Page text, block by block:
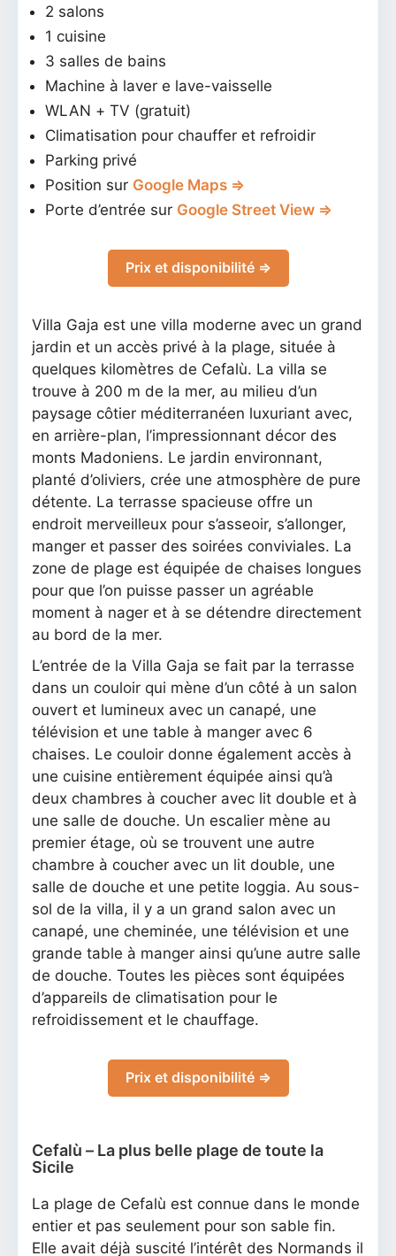
2 salons
1 cuisine
3 salles de bains
Machine à laver e lave-vaisselle
WLAN + TV (gratuit)
Climatisation pour chauffer et refroidir
Parking privé
Position sur Google Maps ⇒
Porte d’entrée sur Google Street View ⇒
Prix et disponibilité ⇒
Villa Gaja est une villa moderne avec un grand
jardin et un accès privé à la plage, située à
quelques kilomètres de Cefalù. La villa se
trouve à 200 m de la mer, au milieu d’un
paysage côtier méditerranéen luxuriant avec,
en arrière-plan, l’impressionnant décor des
monts Madoniens. Le jardin environnant,
planté d’oliviers, crée une atmosphère de pure
détente. La terrasse spacieuse offre un
endroit merveilleux pour s’asseoir, s’allonger,
manger et passer des soirées conviviales. La
zone de plage est équipée de chaises longues
pour que l’on puisse passer un agréable
moment à nager et à se détendre directement
au bord de la mer.
L’entrée de la Villa Gaja se fait par la terrasse
dans un couloir qui mène d’un côté à un salon
ouvert et lumineux avec un canapé, une
télévision et une table à manger avec 6
chaises. Le couloir donne également accès à
une cuisine entièrement équipée ainsi qu’à
deux chambres à coucher avec lit double et à
une salle de douche. Un escalier mène au
premier étage, où se trouvent une autre
chambre à coucher avec un lit double, une
salle de douche et une petite loggia. Au sous-
sol de la villa, il y a un grand salon avec un
canapé, une cheminée, une télévision et une
grande table à manger ainsi qu’une autre salle
de douche. Toutes les pièces sont équipées
d’appareils de climatisation pour le
refroidissement et le chauffage.
Prix et disponibilité ⇒
Cefalù – La plus belle plage de toute la
Sicile
La plage de Cefalù est connue dans le monde
entier et pas seulement pour son sable fin.
Elle avait déjà suscité l’intérêt des Normands il